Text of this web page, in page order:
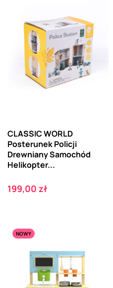
CLASSIC WORLD
Posterunek Policji
Drewniany Samochód
Helikopter...
Cena
199,00 zł
NOWY